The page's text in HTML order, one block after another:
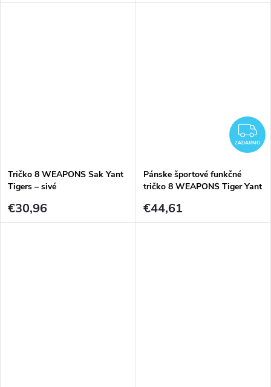
Tričko 8 WEAPONS Sak Yant
Tigers – sivé
€30,96
ZADARMO
Pánske športové funkčné
tričko 8 WEAPONS Tiger Yant
€44,61